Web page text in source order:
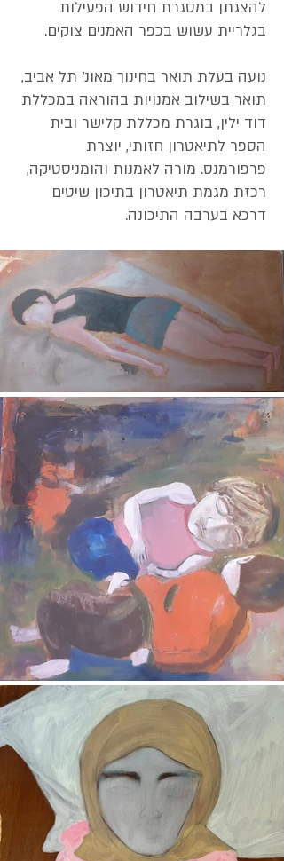
להצגתן במסגרת חידוש הפעילות
בגלריית עשוש בכפר האמנים צוקים.
נועה בעלת תואר בחינוך מאונ' תל אביב,
תואר בשילוב אמנויות בהוראה במכללת
דוד ילין, בוגרת מכללת קלישר ובית
הספר לתיאטרון חזותי, יוצרת
פרפורמנס. מורה לאמנות והומניסטיקה,
רכזת מגמת תיאטרון בתיכון שיטים
דרכא בערבה התיכונה.